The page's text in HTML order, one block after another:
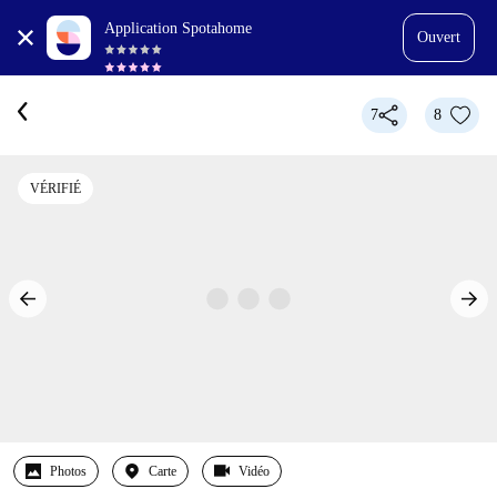
Application Spotahome
Ouvert
7 8
VÉRIFIÉ
Photos Carte Vidéo